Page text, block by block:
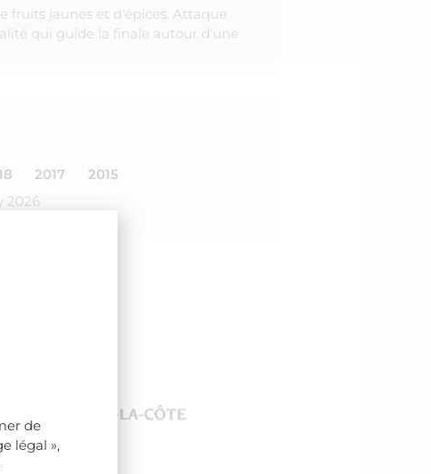
fruits jaunes et d'épices. Attaque
qui guide la finale autour d'une
2017
2015
2026
de
légal »,